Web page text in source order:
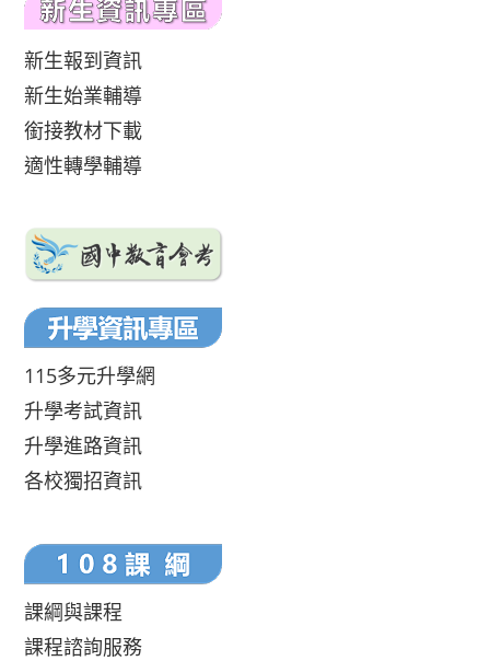
新生報到資訊
新生始業輔導
銜接教材下載
適性轉學輔導
115多元升學網
升學考試資訊
升學進路資訊
各校獨招資訊
課綱與課程
課程諮詢服務